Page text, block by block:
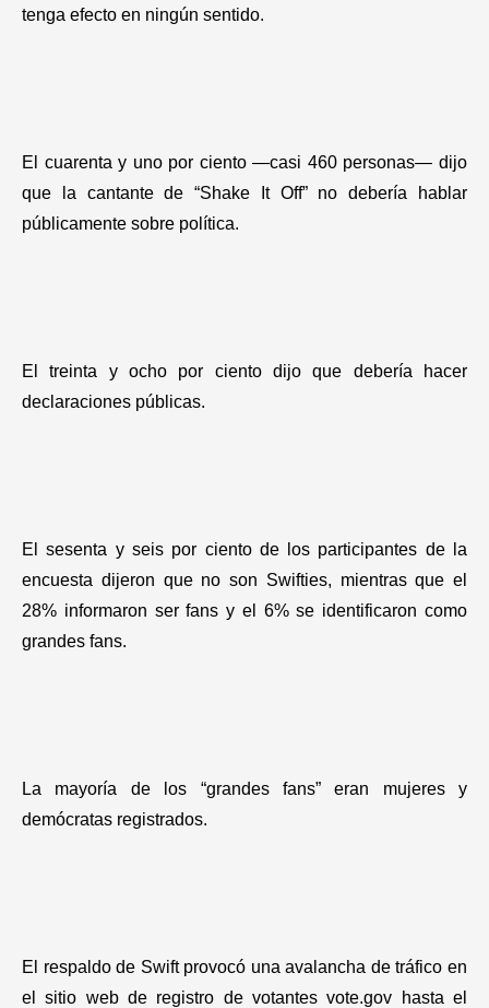
tenga efecto en ningún sentido.
El cuarenta y uno por ciento —casi 460 personas— dijo
que la cantante de “Shake It Off” no debería hablar
públicamente sobre política.
El treinta y ocho por ciento dijo que debería hacer
declaraciones públicas.
El sesenta y seis por ciento de los participantes de la
encuesta dijeron que no son Swifties, mientras que el
28% informaron ser fans y el 6% se identificaron como
grandes fans.
La mayoría de los “grandes fans” eran mujeres y
demócratas registrados.
El respaldo de Swift provocó una avalancha de tráfico en
el sitio web de registro de votantes vote.gov hasta el